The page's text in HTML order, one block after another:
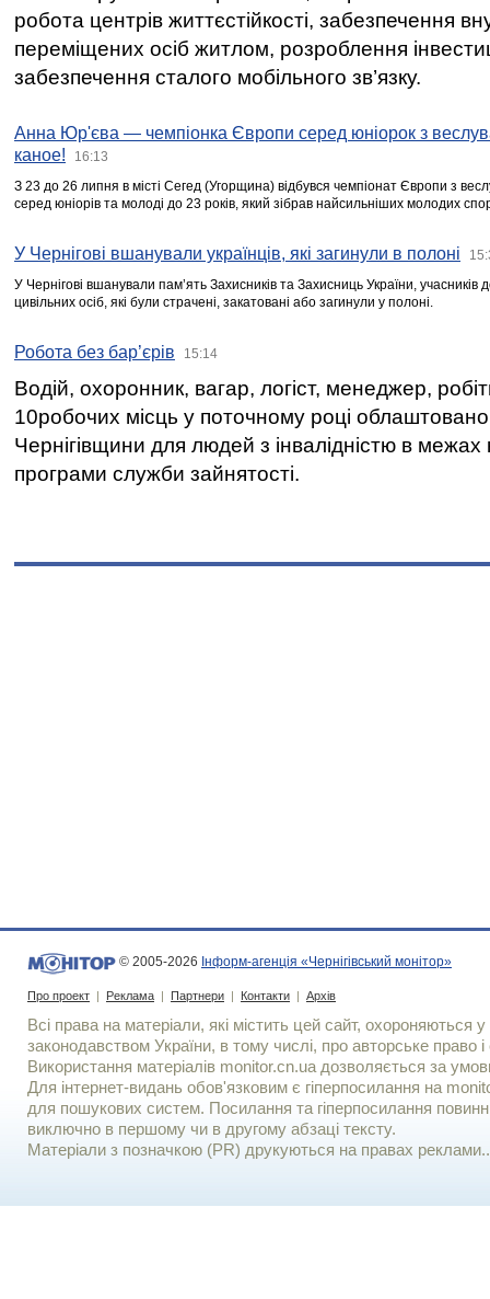
робота центрів життєстійкості, забезпечення
переміщених осіб житлом, розроблення
забезпечення сталого мобільного зв’язку.
Анна Юр'єва — чемпіонка Європи серед юніорок з
каное!
16:13
З 23 до 26 липня в місті Сегед (Угорщина) відбувся чемпіонат Європи з
серед юніорів та молоді до 23 років, який зібрав найсильніших молодих
У Чернігові вшанували українців, які загинули в полоні
У Чернігові вшанували пам’ять Захисників та Захисниць України,
цивільних осіб, які були страчені, закатовані або загинули у полоні.
Робота без бар’єрів 15:14
Водій, охоронник, вагар, логіст, менеджер,
10робочих місць у поточному році
Чернігівщини для людей з інвалідністю в межах
програми служби зайнятості.
© 2005-2026 Інформ-агенція «Чернігівський монітор»
Про проект | Реклама | Партнери | Контакти | Архів
Всі права на матеріали, які містить цей сайт, охороняються у
законодавством України, в тому числі, про авторське право і
Використання матерiалiв monitor.cn.ua дозволяється за
Для iнтернет-видань обов'язковим є гiперпосилання на
для пошукових систем. Посилання та гіперпосилання
виключно в першому чи в другому абзаці тексту.
Матеріали з позначкою (PR) друкуються на правах реклами..